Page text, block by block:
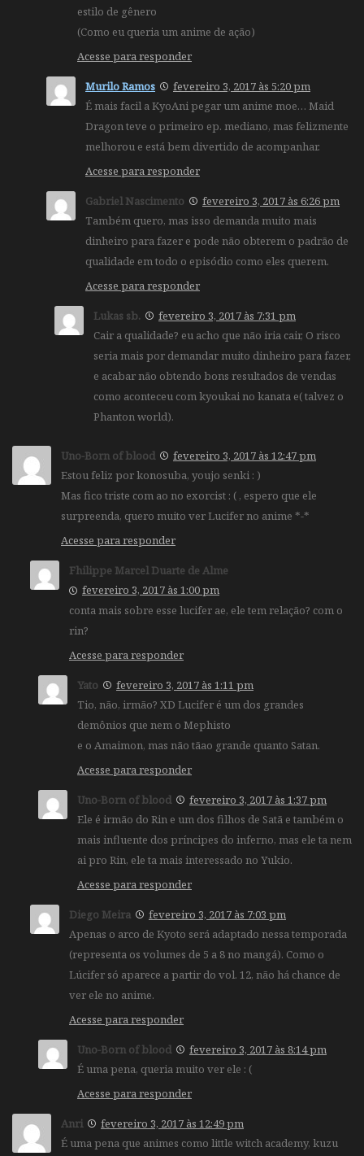
estilo de gênero
(Como eu queria um anime de ação)
Acesse para responder
Murilo Ramos
fevereiro 3, 2017 às 5:20 pm
É mais facil a KyoAni pegar um anime moe… Maid
Dragon teve o primeiro ep. mediano, mas felizmente
melhorou e está bem divertido de acompanhar.
Acesse para responder
Gabriel Nascimento
fevereiro 3, 2017 às 6:26 pm
Também quero, mas isso demanda muito mais
dinheiro para fazer e pode não obterem o padrão de
qualidade em todo o episódio como eles querem.
Acesse para responder
Lukas sb.
fevereiro 3, 2017 às 7:31 pm
Cair a qualidade? eu acho que não iria cair, O risco
seria mais por demandar muito dinheiro para fazer,
e acabar não obtendo bons resultados de vendas
como aconteceu com kyoukai no kanata e( talvez o
Phanton world).
Uno-Born of blood
fevereiro 3, 2017 às 12:47 pm
Estou feliz por konosuba, youjo senki : )
Mas fico triste com ao no exorcist : ( , espero que ele
surpreenda, quero muito ver Lucifer no anime *-*
Acesse para responder
Fhilippe Marcel Duarte de Alme
fevereiro 3, 2017 às 1:00 pm
conta mais sobre esse lucifer ae, ele tem relação? com o
rin?
Acesse para responder
Yato
fevereiro 3, 2017 às 1:11 pm
Tio, não, irmão? XD Lucifer é um dos grandes
demônios que nem o Mephisto
e o Amaimon, mas não tãao grande quanto Satan.
Acesse para responder
Uno-Born of blood
fevereiro 3, 2017 às 1:37 pm
Ele é irmão do Rin e um dos filhos de Satã e também o
mais influente dos príncipes do inferno, mas ele ta nem
ai pro Rin, ele ta mais interessado no Yukio.
Acesse para responder
Diego Meira
fevereiro 3, 2017 às 7:03 pm
Apenas o arco de Kyoto será adaptado nessa temporada
(representa os volumes de 5 a 8 no mangá). Como o
Lúcifer só aparece a partir do vol. 12, não há chance de
ver ele no anime.
Acesse para responder
Uno-Born of blood
fevereiro 3, 2017 às 8:14 pm
É uma pena, queria muito ver ele : (
Acesse para responder
Anri
fevereiro 3, 2017 às 12:49 pm
É uma pena que animes como little witch academy, kuzu